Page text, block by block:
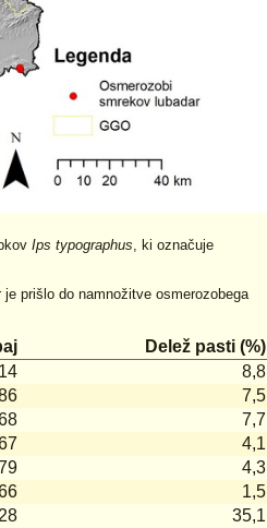
Ips typographus , ki označuje
prišlo do namnožitve osmerozobega
Delež pasti (%)
8,8
7,5
7,7
4,1
4,3
1,5
35,1